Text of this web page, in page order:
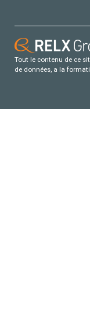
Tout le contenu de ce
de données, a la